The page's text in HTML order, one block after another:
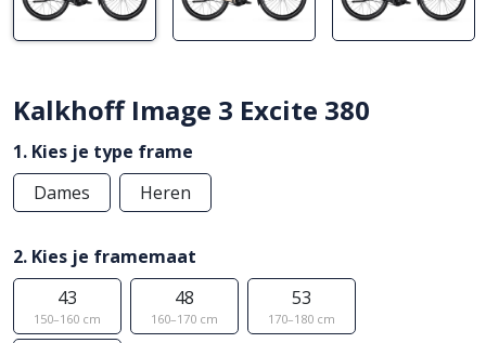
Kalkhoff Image 3 Excite 380
1. Kies je type frame
Dames
Heren
2. Kies je framemaat
43
150–160 cm
48
160–170 cm
53
170–180 cm